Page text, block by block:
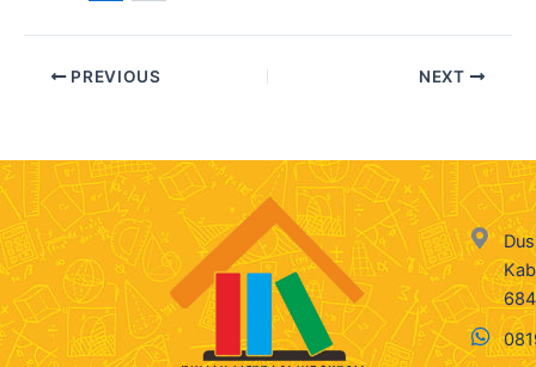
PREVIOUS NEXT